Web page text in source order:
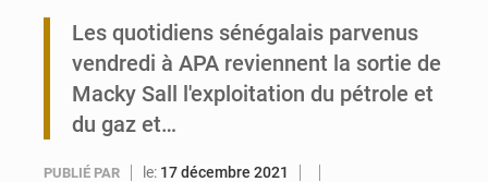
Maurice : Démission de la ministre Véronique Leu-Govind
Les quotidiens sénégalais parvenus
vendredi à APA reviennent la sortie de
Macky Sall l'exploitation du pétrole et
du gaz et…
PUBLIÉ PAR le: 17 décembre 2021